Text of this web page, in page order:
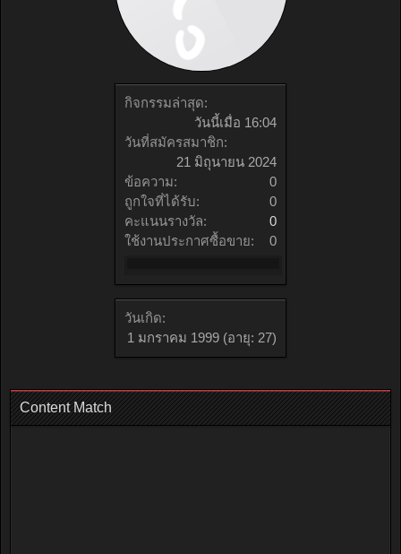
กิจกรรมล่าสุด:
วันนี้เมื่อ 16:04
วันที่สมัครสมาชิก:
21 มิถุนายน 2024
ข้อความ:
0
ถูกใจที่ได้รับ:
0
คะแนนรางวัล:
0
ใช้งานประกาศซื้อขาย:
0
วันเกิด:
1 มกราคม 1999 (อายุ: 27)
Content Match